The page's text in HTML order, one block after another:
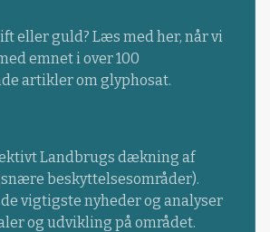
eller guld? Læs med her, når vi
emnet i over 100
artikler om glyphosat.
Landbrugs dækning af
beskyttelsesområder).
vigtigste nyheder og analyser
og udvikling på området.